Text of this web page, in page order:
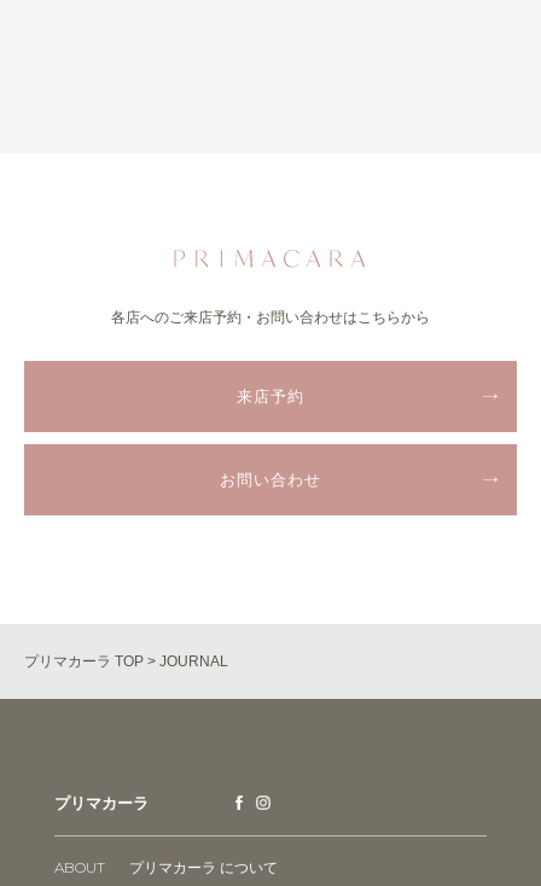
各店へのご来店予約・お問い合わせはこちらから
来店予約
お問い合わせ
プリマカーラ TOP > JOURNAL
プリマカーラ
ABOUT プリマカーラ について